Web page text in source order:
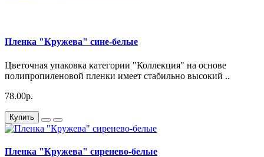
Пленка "Кружева" сине-белые
Цветочная упаковка категории "Коллекция" на основе
полипропиленовой пленки имеет стабильно высокий ..
78.00р.
Купить
Пленка "Кружева" сиренево-белые